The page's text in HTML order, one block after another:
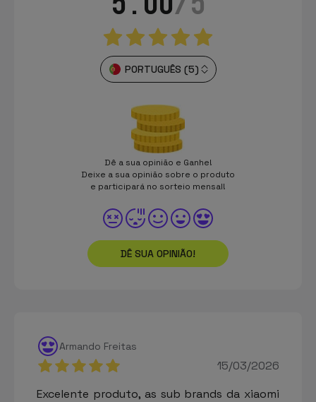
PORTUGUÊS (5)
Dê a sua opinião e Ganhe!
Deixe a sua opinião sobre o produto
e participará no sorteio mensal!
DÊ SUA OPINIÃO!
Armando Freitas
15/03/2026
Excelente produto, as sub brands da xiaomi